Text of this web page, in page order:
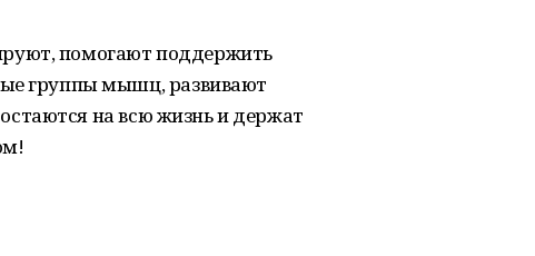
помогают поддержить
группы мышц, развивают
на всю жизнь и держат